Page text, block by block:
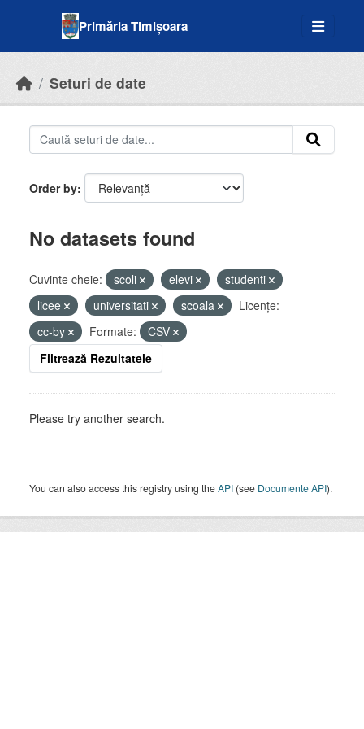
Primăria Timișoara
Seturi de date
Order by
No datasets found
Cuvinte cheie: scoli elevi
studenti
licee
universitati scoala
Licenţe:
cc-by
Formate:
CSV
Filtrează Rezultatele
Please try another search.
You can also access this registry using theAPI (see Documente API).